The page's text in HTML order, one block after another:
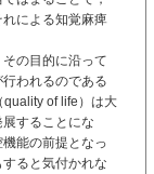
による知覚麻痺
の目的に沿って
われるのである
quality of life）は大
することにな
能の前提となっ
ると気付かれな